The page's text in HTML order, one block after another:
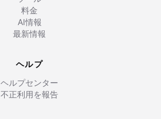
料金
AI情報
最新情報
ヘルプ
ヘルプセンター
不正利用を報告